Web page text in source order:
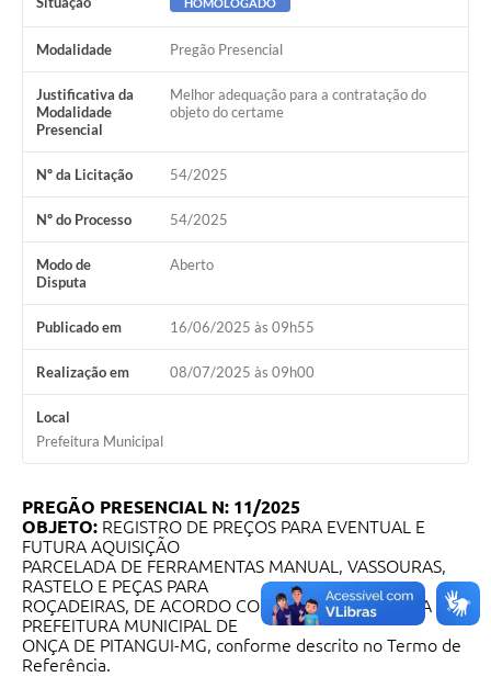
HOMOLOGADO
Modalidade Pregão Presencial
Justificativa da
Modalidade
Presencial
Melhor adequação para a contratação do
objeto do certame
Nº da Licitação 54/2025
Nº do Processo 54/2025
Modo de
Disputa
Aberto
Publicado em 16/06/2025 às 09h55
Realização em 08/07/2025 às 09h00
Local
Prefeitura Municipal
PREGÃO PRESENCIAL N: 11/2025
OBJETO: REGISTRO DE PREÇOS PARA EVENTUAL E
FUTURA AQUISIÇÃO
PARCELADA DE FERRAMENTAS MANUAL, VASSOURAS,
RASTELO E PEÇAS PARA
ROÇADEIRAS, DE ACORDO COM A NECESSIDADE DA
PREFEITURA MUNICIPAL DE
ONÇA DE PITANGUI-MG, conforme descrito no Termo de
Referência.